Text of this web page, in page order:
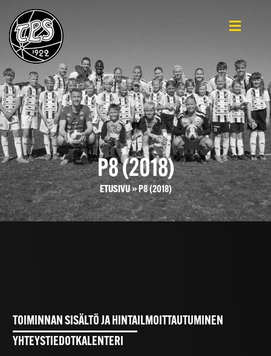
P8 (2018)
ETUSIVU»P8 (2018)
TOIMINNAN SISÄLTÖ JA HINTAILMOITTAUTUMINEN
YHTEYSTIEDOTKALENTERI